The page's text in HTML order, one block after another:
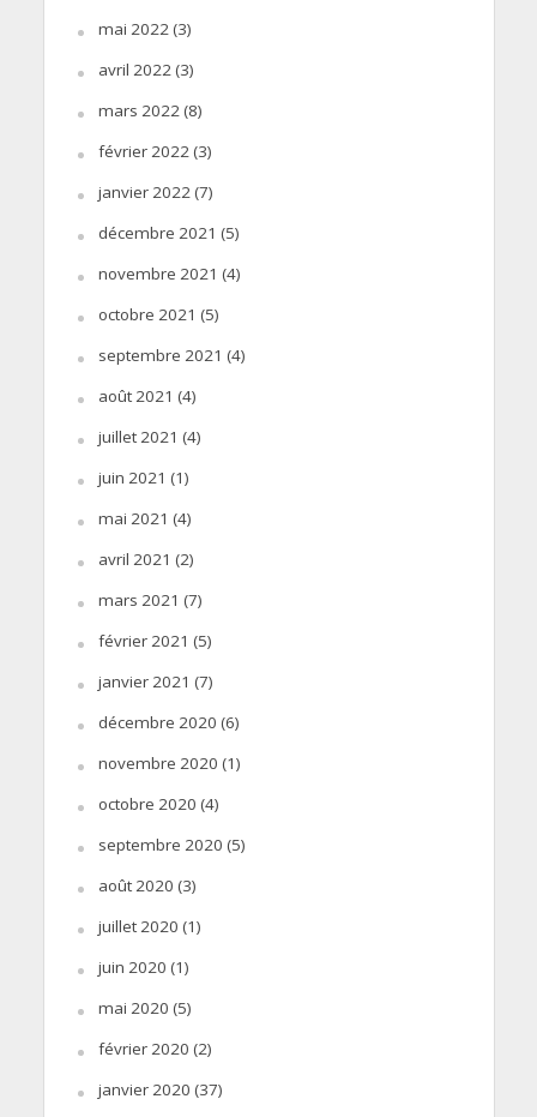
mai 2022(3)
avril 2022(3)
mars 2022(8)
février 2022(3)
janvier 2022(7)
décembre 2021 (5)
novembre 2021 (4)
octobre 2021 (5)
septembre 2021 (4)
août 2021 (4)
juillet 2021 (4)
juin 2021 (1)
mai 2021 (4)
avril 2021 (2)
mars 2021 (7)
février 2021 (5)
janvier 2021 (7)
décembre 2020 (6)
novembre 2020 (1)
octobre 2020 (4)
septembre 2020 (5)
août 2020 (3)
juillet 2020 (1)
juin 2020 (1)
mai 2020 (5)
février 2020 (2)
janvier 2020 (37)